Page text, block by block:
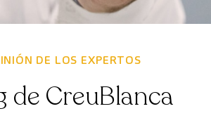
DE LOS EXPERTOS
de CreuBlanca